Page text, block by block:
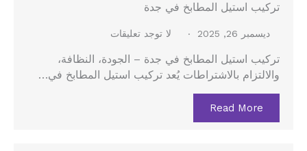
تركيب استيل المطابخ في جدة
ديسمبر 26, 2025 لا توجد تعليقات
تركيب استيل المطابخ في جدة – الجودة، النظافة،
والالتزام بالاشتراطات يُعد تركيب استيل المطابخ في…
Read More